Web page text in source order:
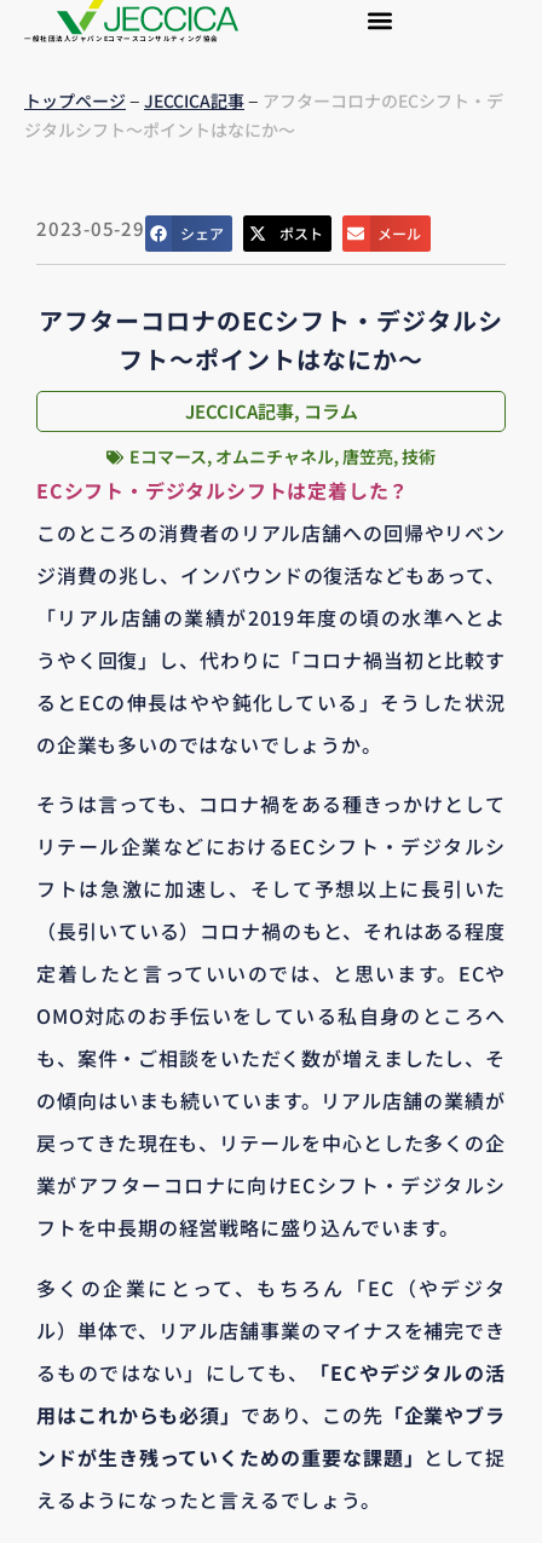
一般社団法人ジャパンEコマースコンサルティング協会
トップページ– JECCICA記事– アフターコロナのECシフト・デ
ジタルシフト～ポイントはなにか～
2023-05-29 シェア ポスト メール
アフターコロナのECシフト・デジタルシ
フト～ポイントはなにか～
JECCICA記事, コラム
Eコマース, オムニチャネル,唐笠亮,技術
ECシフト・デジタルシフトは定着した？
このところの消費者のリアル店舗への回帰やリベン
ジ消費の兆し、インバウンドの復活などもあって、
「リアル店舗の業績が2019年度の頃の水準へとよ
うやく回復」し、代わりに「コロナ禍当初と比較す
るとECの伸長はやや鈍化している」そうした状況
の企業も多いのではないでしょうか。
そうは言っても、コロナ禍をある種きっかけとして
リテール企業などにおけるECシフト・デジタルシ
フトは急激に加速し、そして予想以上に長引いた
（長引いている）コロナ禍のもと、それはある程度
定着したと言っていいのでは、と思います。ECや
OMO対応のお手伝いをしている私自身のところへ
も、案件・ご相談をいただく数が増えましたし、そ
の傾向はいまも続いています。リアル店舗の業績が
戻ってきた現在も、リテールを中心とした多くの企
業がアフターコロナに向けECシフト・デジタルシ
フトを中長期の経営戦略に盛り込んでいます。
多くの企業にとって、もちろん「EC（やデジタ
ル）単体で、リアル店舗事業のマイナスを補完でき
るものではない」にしても、
「ECやデジタルの活
用はこれからも必須」 であり、この先 「企業やブラ
ンドが生き残っていくための重要な課題」 として捉
えるようになったと言えるでしょう。